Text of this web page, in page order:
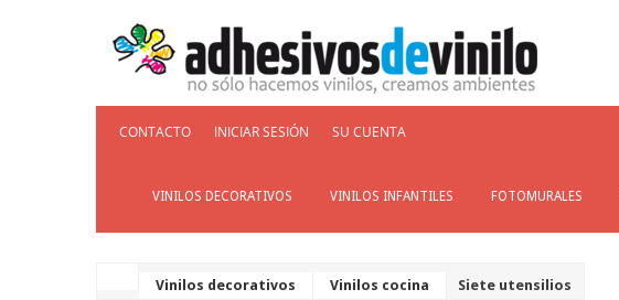
CONTACTO INICIAR SESIÓN SU CUENTA
VINILOS DECORATIVOS VINILOS INFANTILES FOTOMURALES
Vinilos decorativos Vinilos cocina Siete utensilios